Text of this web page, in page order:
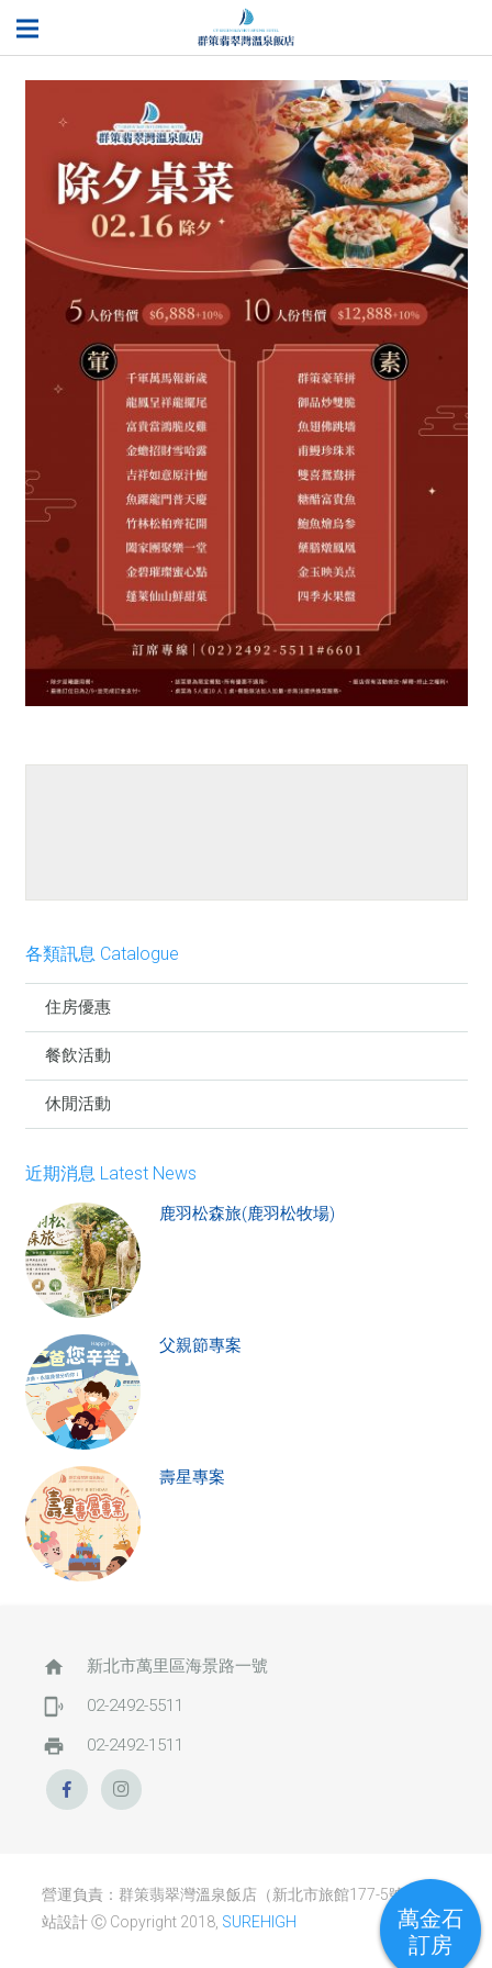
各類訊息 Catalogue
住房優惠
餐飲活動
休閒活動
近期消息 Latest News
鹿羽松森旅(鹿羽松牧場)
父親節專案
壽星專案
home 新北市萬里區海景路一號
phonelink_ring 02-2492-5511
print 02-2492-1511
營運負責：群策翡翠灣溫泉飯店（新北市旅館177-5號） / 網
站設計 Ⓒ Copyright 2018, SUREHIGH
萬金石
訂房